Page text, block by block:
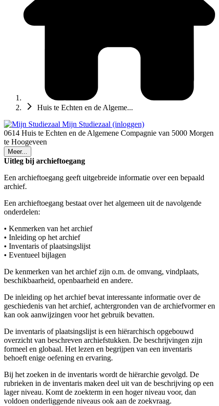
Huis te Echten en de Algeme...
Mijn Studiezaal (inloggen)
0614 Huis te Echten en de Algemene Compagnie van 5000 Morgen
te Hoogeveen
Meer...
Uitleg bij archieftoegang
Een archieftoegang geeft uitgebreide informatie over een bepaald
archief.
Een archieftoegang bestaat over het algemeen uit de navolgende
onderdelen:
• Kenmerken van het archief
• Inleiding op het archief
• Inventaris of plaatsingslijst
• Eventueel bijlagen
De kenmerken van het archief zijn o.m. de omvang, vindplaats,
beschikbaarheid, openbaarheid en andere.
De inleiding op het archief bevat interessante informatie over de
geschiedenis van het archief, achtergronden van de archiefvormer en
kan ook aanwijzingen voor het gebruik bevatten.
De inventaris of plaatsingslijst is een hiërarchisch opgebouwd
overzicht van beschreven archiefstukken. De beschrijvingen zijn
formeel en globaal. Het lezen en begrijpen van een inventaris
behoeft enige oefening en ervaring.
Bij het zoeken in de inventaris wordt de hiërarchie gevolgd. De
rubrieken in de inventaris maken deel uit van de beschrijving op een
lager niveau. Komt de zoekterm in een hoger niveau voor, dan
voldoen onderliggende niveaus ook aan de zoekvraag.